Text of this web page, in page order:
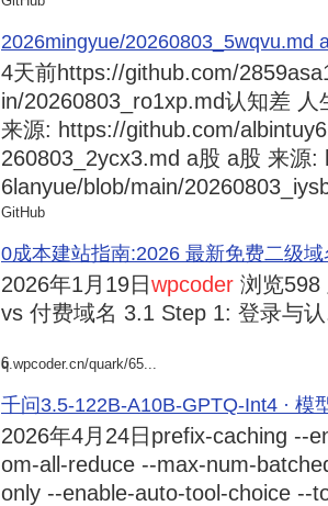
2026mingyue/20260803_5wqvu.md
4天前https://github.com/
in/20260803_ro1xp.md认知差
来源: https://github.com/
260803_2ycx3.md a股 a股 来源
6lanyue/blob/main/
GitHub
0成本建站指南:2026 最新免费二级
2026年1月19日wpcoder 浏览598
vs 付费域名 3.1 Step 1: 登录与
6
q.wpcoder.cn/quark/65...
千问3.5-122B-A10B-GPTQ-Int4 · 模
2026年4月24日 prefix-caching --
om-all-reduce --max-num-
only --enable-auto-tool-choice --